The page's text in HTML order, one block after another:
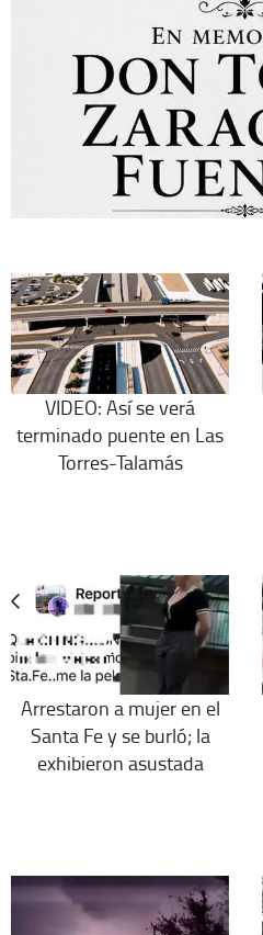
VIDEO: Así se verá
terminado puente en Las
Torres-Talamás
Arrestaron a mujer en el
Santa Fe y se burló; la
exhibieron asustada